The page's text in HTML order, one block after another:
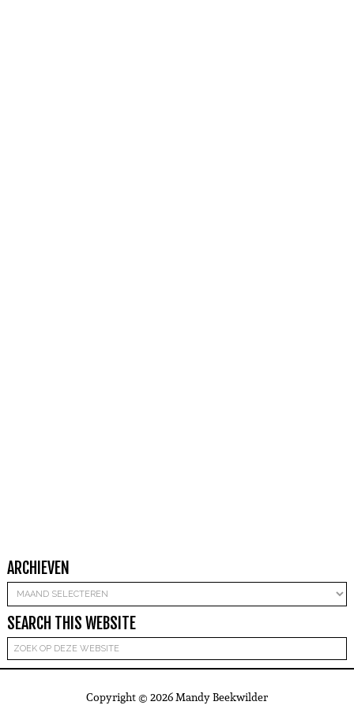
ARCHIEVEN
Archieven
SEARCH THIS WEBSITE
Copyright © 2026 Mandy Beekwilder